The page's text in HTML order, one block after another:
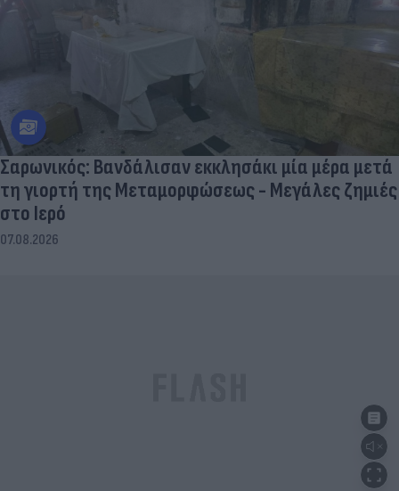
Σαρωνικός: Βανδάλισαν εκκλησάκι μία μέρα μετά
τη γιορτή της Μεταμορφώσεως - Μεγάλες ζημιές
στο Ιερό
07.08.2026